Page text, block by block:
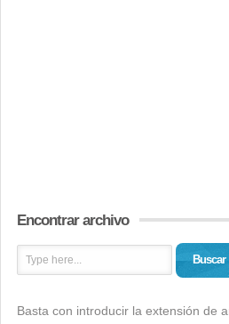
Encontrar archivo
Buscar
Basta con introducir la extensión de